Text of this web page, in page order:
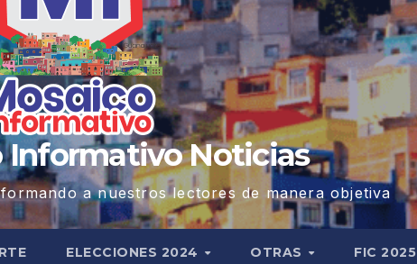
Informativo Noticias
a nuestros lectores de manera objetiva
ELECCIONES 2024 OTRAS FIC 2025